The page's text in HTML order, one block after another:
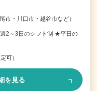
市・川口市・越谷市など）
2～3日のシフト制 ★平日の
可）
を見る